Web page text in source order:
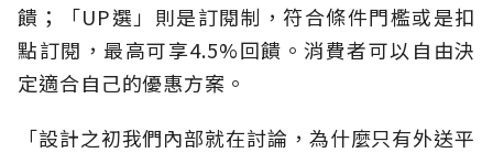
饋；「UP選」則是訂閱制，符合條件門檻或是扣
點訂閱，最高可享4.5%回饋。消費者可以自由決
定適合自己的優惠方案。
「設計之初我們內部就在討論，為什麼只有外送平